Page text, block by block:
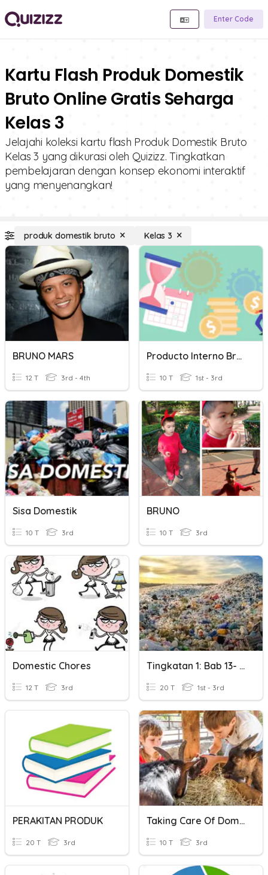
Enter Code
Kartu Flash Produk Domestik
Bruto Online Gratis Seharga
Kelas 3
Jelajahi koleksi kartu flash Produk Domestik Bruto
Kelas 3 yang dikurasi oleh Quizizz. Tingkatkan
pembelajaran dengan konsep ekonomi interaktif
yang menyenangkan!
produk domestik bruto Kelas 3
BRUNO MARS
12 T 3rd - 4th
Producto Interno Bruto
10 T 1st - 3rd
Sisa Domestik
10 T 3rd
BRUNO
10 T 3rd
Domestic Chores
12 T 3rd
Tingkatan 1: Bab 13- Sisa Domestik
20 T 1st - 3rd
PERAKITAN PRODUK
20 T 3rd
Taking Care Of Domestic Animals
10 T 3rd